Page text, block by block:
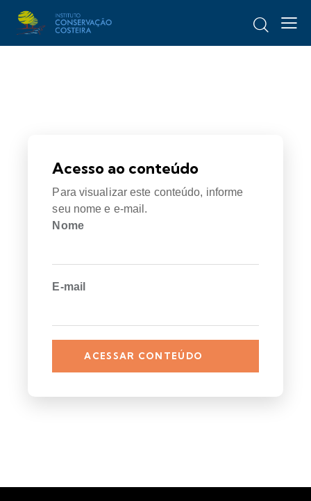
Acesso ao conteúdo
Para visualizar este conteúdo, informe
seu nome e e-mail.
Nome
E-mail
ACESSAR CONTEÚDO